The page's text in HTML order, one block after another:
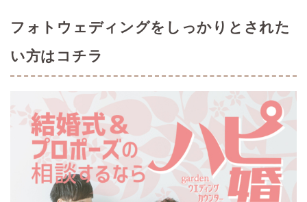
フォトウェディングをしっかりとされた
い方はコチラ